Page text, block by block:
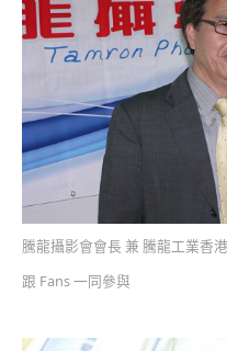
騰龍攝影會會長 兼 騰龍工業香
跟 Fans 一同參與